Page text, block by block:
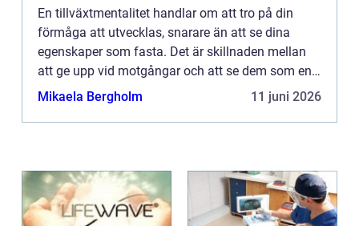
En tillväxtmentalitet handlar om att tro på din
förmåga att utvecklas, snarare än att se dina
egenskaper som fasta. Det är skillnaden mellan
att ge upp vid motgångar och att se dem som en
chans att växa. Oav...
Mikaela Bergholm 11 juni 2026